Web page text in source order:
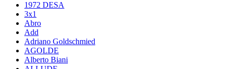
1972 DESA
3x1
Abro
Add
Adriano Goldschmied
AGOLDE
Alberto Biani